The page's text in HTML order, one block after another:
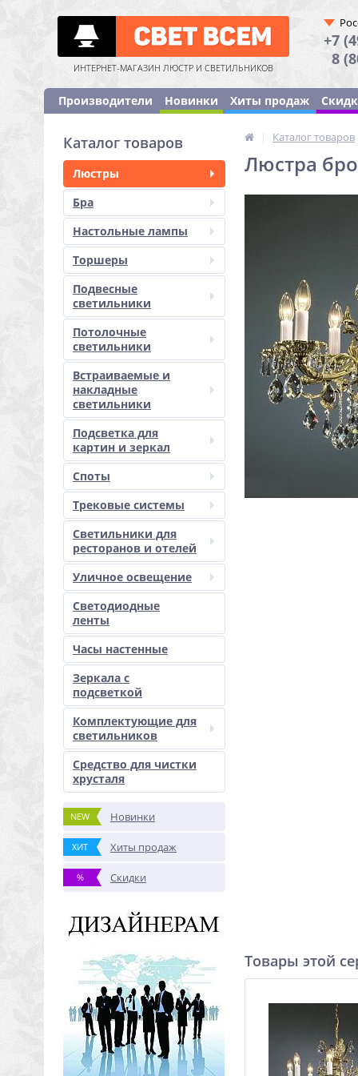
ИНТЕРНЕТ-МАГАЗИН ЛЮСТР И СВЕТИЛЬНИКОВ
+7
8
Производители Новинки Хиты продаж
Каталог товаров
Люстры
Бра
Настольные лампы
Торшеры
Подвесные
светильники
Потолочные
светильники
Встраиваемые и
накладные
светильники
Подсветка для
картин и зеркал
Споты
Трековые системы
Светильники для
ресторанов и отелей
Уличное освещение
Светодиодные
ленты
Часы настенные
Зеркала с
подсветкой
Комплектующие для
светильников
Средство для чистки
хрусталя
NEW Новинки
ХИТ Хиты продаж
% Скидки
| Каталог товаров
Люстра
Товары этой